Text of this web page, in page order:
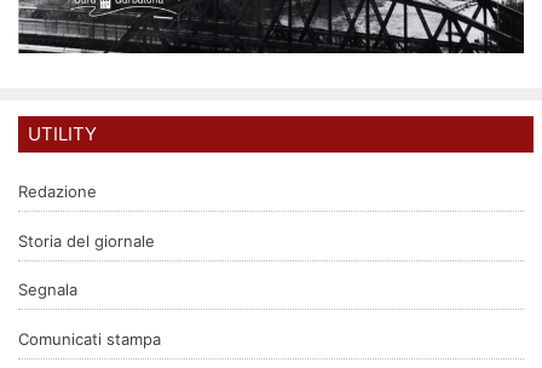
UTILITY
Redazione
Storia del giornale
Segnala
Comunicati stampa